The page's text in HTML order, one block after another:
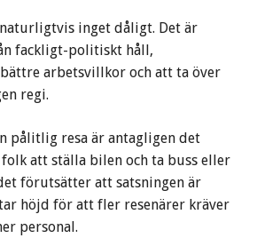
inget dåligt. Det är
fackligt-politiskt håll,
arbetsvillkor och att ta över
regi.
pålitlig resa är antagligen det
att ställa bilen och ta buss eller
förutsätter att satsningen är
höjd för att fler resenärer kräver
personal.